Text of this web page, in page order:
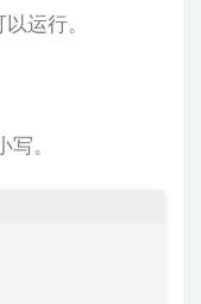
运行。
。